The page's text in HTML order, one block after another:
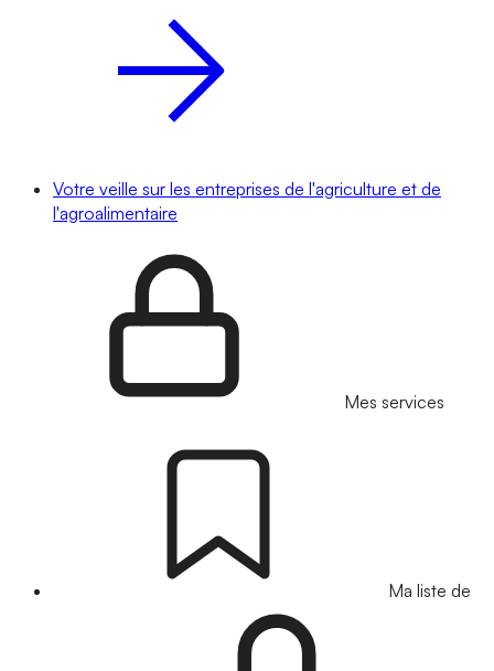
Votre veille sur les entreprises de l'agriculture et de
l'agroalimentaire
Mes services
Ma liste de